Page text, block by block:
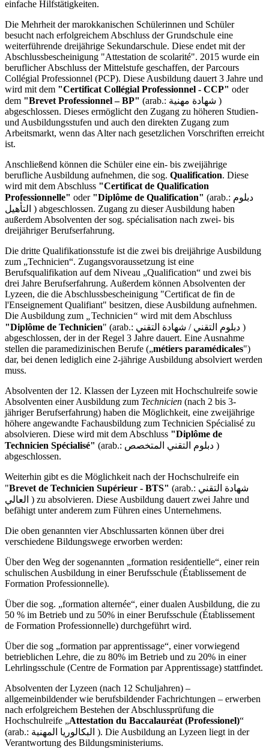
einfache Hilfstätigkeiten.
Die Mehrheit der marokkanischen Schülerinnen und Schüler
besucht nach erfolgreichem Abschluss der Grundschule eine
weiterführende dreijährige Sekundarschule. Diese endet mit der
Abschlussbescheinigung "Attestation de scolarité". 2015 wurde ein
beruflicher Abschluss der Mittelstufe geschaffen, der Parcours
Collégial Professionnel (PCP). Diese Ausbildung dauert 3 Jahre und
wird mit dem "Certificat Collégial Professionnel - CCP" oder
dem "Brevet Professionnel – BP" (arab.: شهادة مهنية )
abgeschlossen. Dieses ermöglicht den Zugang zu höheren Studien-
und Ausbildungsstufen und auch den direkten Zugang zum
Arbeitsmarkt, wenn das Alter nach gesetzlichen Vorschriften erreicht
ist.
Anschließend können die Schüler eine ein- bis zweijährige
berufliche Ausbildung aufnehmen, die sog. Qualification. Diese
wird mit dem Abschluss "Certificat de Qualification
Professionnelle" oder "Diplôme de Qualification" (arab.: دبلوم
التأهيل ) abgeschlossen. Zugang zu dieser Ausbildung haben
außerdem Absolventen der sog. spécialisation nach zwei- bis
dreijähriger Berufserfahrung.
Die dritte Qualifikationsstufe ist die zwei bis dreijährige Ausbildung
zum „Technicien“. Zugangsvoraussetzung ist eine
Berufsqualifikation auf dem Niveau „Qualification“ und zwei bis
drei Jahre Berufserfahrung. Außerdem können Absolventen der
Lyzeen, die die Abschlussbescheinigung "Certificat de fin de
l'Enseignement Qualifiant" besitzen, diese Ausbildung aufnehmen.
Die Ausbildung zum
Technicien“ wird mit dem Abschluss
"Diplôme de Technicien" (arab.: دبلوم التقني / شهادة التقني )
abgeschlossen, der in der Regel 3 Jahre dauert. Eine Ausnahme
stellen die paramedizinischen Berufe („métiers paramédicales")
dar, bei denen lediglich eine 2-jährige Ausbildung absolviert werden
muss.
Absolventen der 12. Klassen der Lyzeen mit Hochschulreife sowie
Absolventen einer Ausbildung zum Technicien (nach 2 bis 3-
jähriger Berufserfahrung) haben die Möglichkeit, eine zweijährige
höhere angewandte Fachausbildung zum Technicien Spécialisé zu
absolvieren. Diese wird mit dem Abschluss "Diplôme de
Technicien Spécialisé" (arab.: دبلوم التقني المتخصص )
abgeschlossen.
Weiterhin gibt es die Möglichkeit nach der Hochschulreife ein
"Brevet de Technicien Supérieur - BTS" (arab.: شهادة التقني
العالي ) zu absolvieren. Diese Ausbildung dauert zwei Jahre und
befähigt unter anderem zum Führen eines Unternehmens.
Die oben genannten vier Abschlussarten können über drei
verschiedene Bildungswege erworben werden:
Über den Weg der sogenannten „formation residentielle“, einer rein
schulischen Ausbildung in einer Berufsschule (Établissement de
Formation Professionnelle).
Über die sog. „formation alternée“, einer dualen Ausbildung, die zu
50 % im Betrieb und zu 50% in einer Berufsschule (Établissement
de Formation Professionnelle) durchgeführt wird.
Über die sog „formation par apprentissage“, einer vorwiegend
betrieblichen Lehre, die zu 80% im Betrieb und zu 20% in einer
Lehrlingsschule (Centre de Formation par Apprentissage) stattfindet.
Absolventen der Lyzeen (nach 12 Schuljahren) –
allgemeinbildender wie berufsbildender Fachrichtungen – erwerben
nach erfolgreichem Bestehen der Abschlussprüfung die
Hochschulreife „Attestation du Baccalauréat (Professionel)“
(arab.: البكالوريا المهنية ). Die Ausbildung an Lyzeen liegt in der
Verantwortung des Bildungsministeriums.